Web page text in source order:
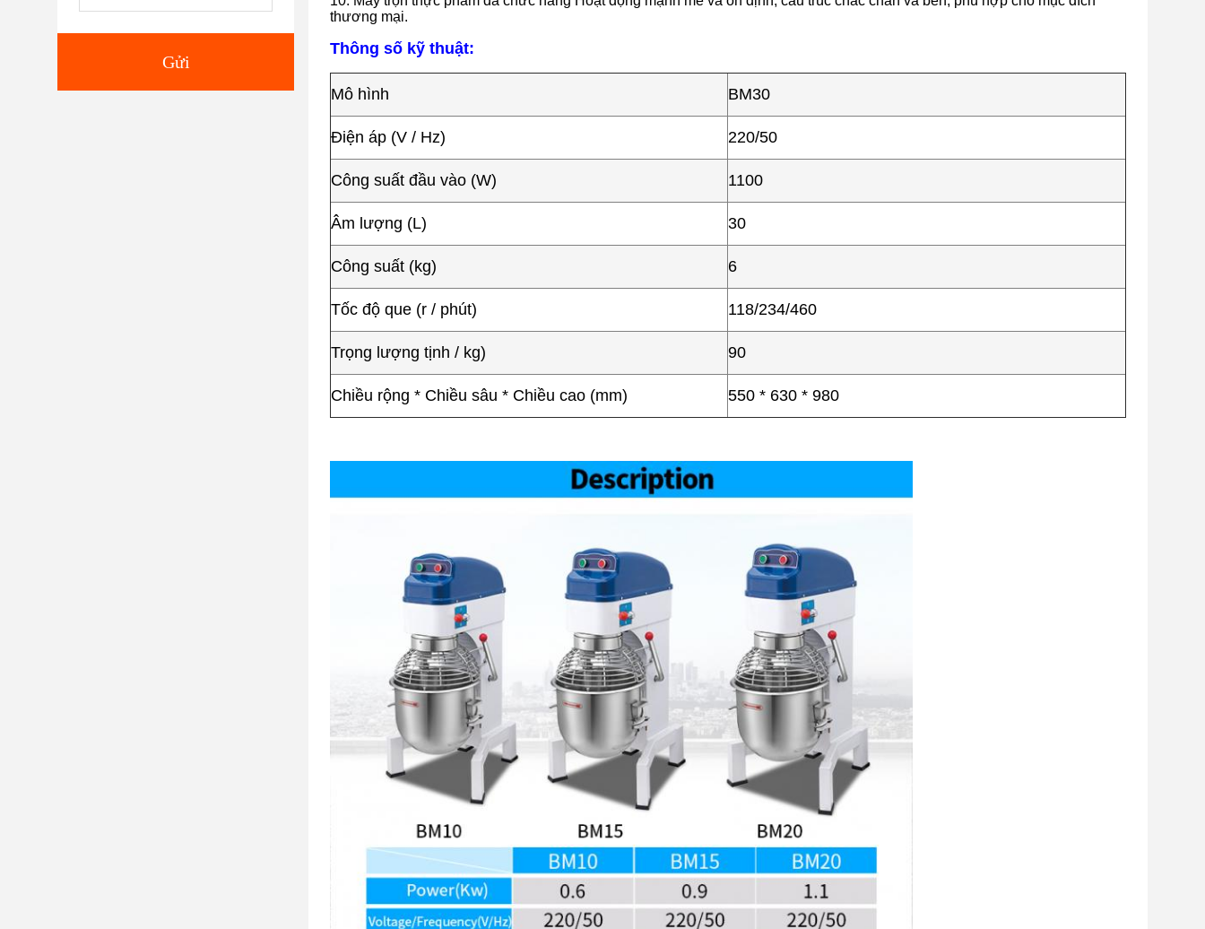
Gửi
thương mại.
Thông số kỹ thuật:
Mô hình BM30
Điện áp (V / Hz) 220/50
Công suất đầu vào (W) 1100
Âm lượng (L) 30
Công suất (kg) 6
Tốc độ que (r / phút) 118/234/460
Trọng lượng tịnh / kg) 90
Chiều rộng * Chiều sâu * Chiều cao (mm) 550 * 630 * 980